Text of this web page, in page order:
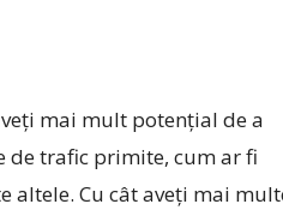
mai mult potențial de a
de trafic primite, cum ar fi
altele. Cu cât aveți mai